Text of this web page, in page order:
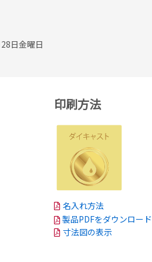
日金曜日
印刷方法
名入れ方法
製品PDFをダウンロード
寸法図の表示